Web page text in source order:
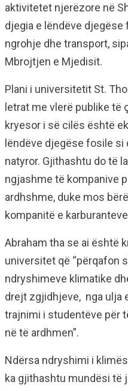
aktivitetet njerëzore në
djegia e lëndëve
ngrohje dhe transport,
Mbrojtjen e Mjedisit.
Plani i universitetit St.
letrat me vlerë publike të
kryesor i së cilës është
lëndëve djegëse fosile si
natyror. Gjithashtu do të
ngjashme të kompanive
ardhshme, duke mos
kompanitë e
Abraham tha se ai është
universitet që “përqafon
ndryshimeve klimatike
drejt zgjidhjeve, nga ulja
trajnimi i studentëve për
në të ardhmen”.
Ndërsa ndryshimi i
ka gjithashtu mundësi të